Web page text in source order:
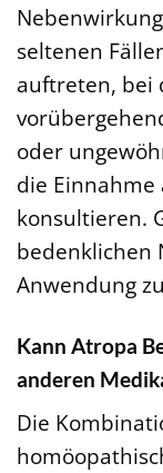
seltenen
auftreten, bei
oder
die
konsultieren.
bedenklichen
Anwendung
Kann Atropa
anderen
Die